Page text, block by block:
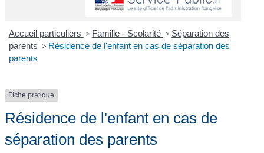
Accueil particuliers > Famille - Scolarité > Séparation des
parents > Résidence de l'enfant en cas de séparation des
parents
Fiche pratique
Résidence de l'enfant en cas de
séparation des parents